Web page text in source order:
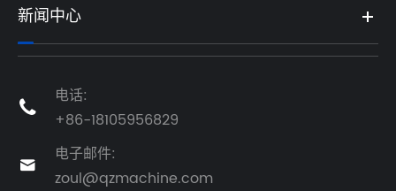
新闻中心

电话:
+86-18105956829

电子邮件:
zoul@qzmachine.com